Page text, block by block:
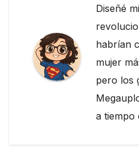
Diseñé
habrían
mujer
pero los
a tiempo